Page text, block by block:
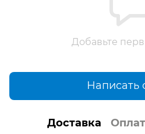
Добавьте
Написать
Доставка